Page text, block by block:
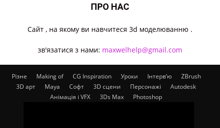
ПРО НАС
Cайт , на якому ви навчитеся 3d моделюванню .
зв'язатися з нами: maxwelhelp@gmail.com
Різне Making of CG Inspiration Уроки Інтерв’ю
ZBrush
3D арт
Maya Софт 3D сцени Персонажі
Autodesk
Анімація і VFX
3Ds Max Photoshop